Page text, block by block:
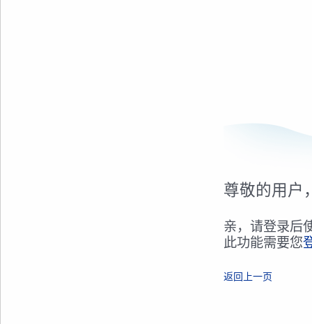
尊敬的用户
亲，请登录后
此功能需要您
返回上一页